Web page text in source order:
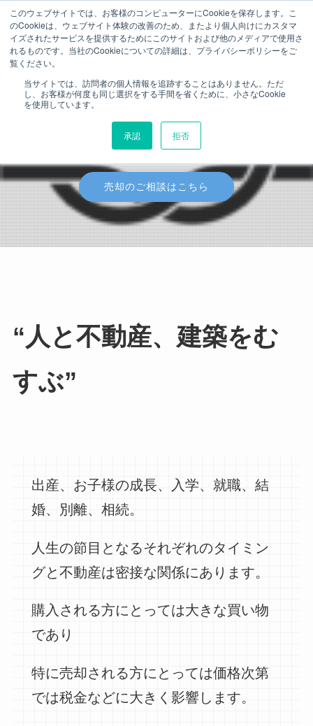
このウェブサイトでは、お客様のコンピューターにCookieを保存します。こ
のCookieは、ウェブサイト体験の改善のため、またより個人向けにカスタマ
イズされたサービスを提供するためにこのサイトおよび他のメディアで使用さ
れるものです。当社のCookieについての詳細は、プライバシーポリシーをご
覧ください。
当サイトでは、訪問者の個人情報を追跡することはありません。ただ
し、お客様が何度も同じ選択をする手間を省くために、小さなCookie
を使用しています。
承認 拒否
相続・売却を一気通貫でサポートい
むすび不動産｜C.s合同会社（シードッツ）
売却のご相談はこちら
“人と不動産、建築をむ
すぶ”
出産、お子様の成長、入学、就職、結
婚、別離、相続。
人生の節目となるそれぞれのタイミン
グと不動産は密接な関係にあります。
購入される方にとっては大きな買い物
であり
特に売却される方にとっては価格次第
では税金などに大きく影響します。